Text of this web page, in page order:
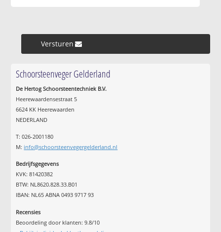
Versturen »
Schoorsteenveger Gelderland
De Hertog Schoorsteentechniek B.V.
Heerewaardensestraat 5
6624 KK Heerewaarden
NEDERLAND
T: 026-2001180
M: info@schoorsteenvegergelderland.nl
Bedrijfsgegevens
KVK: 81420382
BTW: NL8620.828.33.B01
IBAN: NL65 ABNA 0493 9717 93
Recensies
Beoordeling door klanten:9.8/10